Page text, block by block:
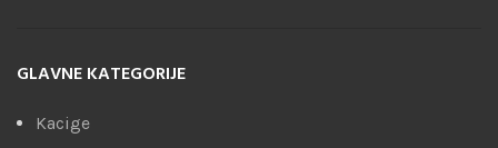
GLAVNE KATEGORIJE
Kacige